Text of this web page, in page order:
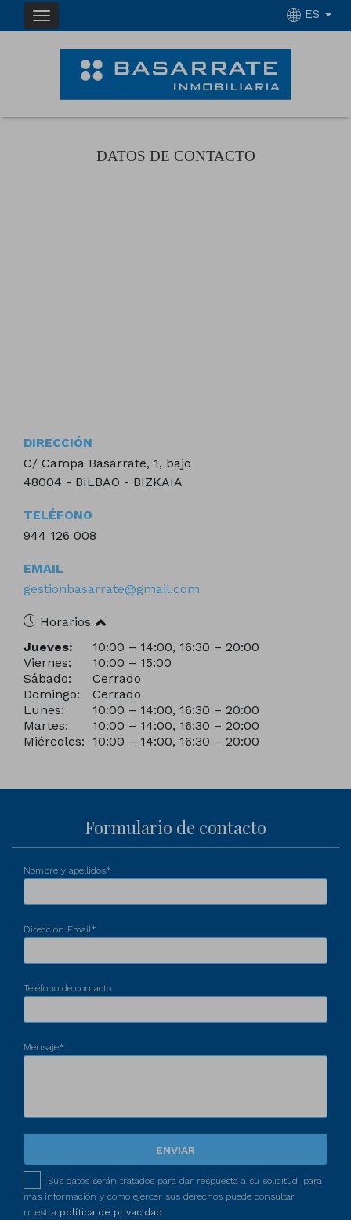
ES
DATOS DE CONTACTO
DIRECCIÓN
C/ Campa Basarrate, 1, bajo
48004 - BILBAO - BIZKAIA
TELÉFONO
944 126 008
EMAIL
gestionbasarrate@gmail.com
Horarios
Jueves:
10:00 – 14:00, 16:30 – 20:00
Viernes:
10:00 – 15:00
Sábado:
Cerrado
Domingo:
Cerrado
Lunes:
10:00 – 14:00, 16:30 – 20:00
Martes:
10:00 – 14:00, 16:30 – 20:00
Miércoles:
10:00 – 14:00, 16:30 – 20:00
Formulario de contacto
Nombre y apellidos*
Dirección Email*
Teléfono de contacto
Mensaje*
ENVIAR
Sus datos serán tratados para dar respuesta a su solicitud, para
más información y como ejercer sus derechos puede consultar
nuestra política de privacidad